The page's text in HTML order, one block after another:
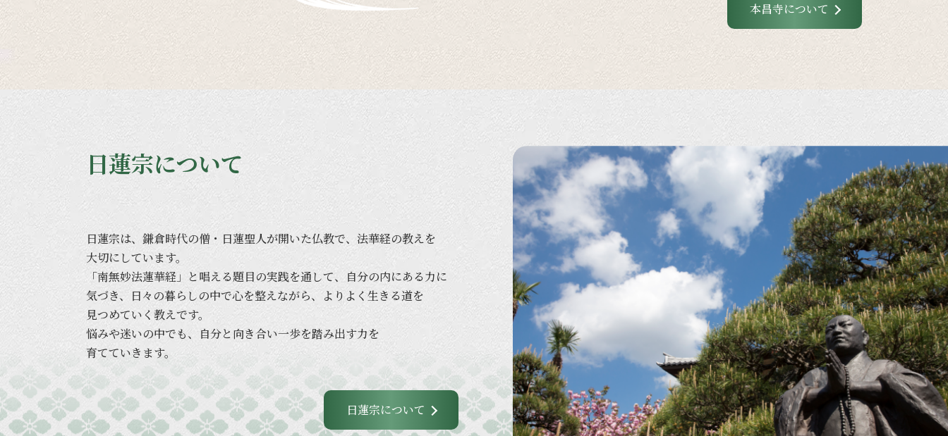
本昌寺について
日蓮宗について
日蓮宗は、 鎌倉時代の僧・日蓮聖人が開いた仏教で、 法華経の教えを
大切にしています。
「南無妙法蓮華経」と唱える題目の実践を通して、 自分の内にある力に
気づき、
日々の暮らしの中で心を整えながら、 より よく 生きる道を
見つめていく 教えです。
悩みや迷いの中でも、 自分と向き合い一歩を踏み出す力を
育てていきます。
日蓮宗について